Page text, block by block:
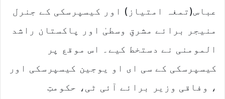
عباس(تمغہ امتیاز) اور کیسپرسکی کے جنرل
منیجر برائے مشرقِ وسطیٰ اور پاکستان راشد
المومنی نے دستخط کیے۔ اس موقع پر
کیسپرسکی کے سی ای او یوجین کیسپرسکی اور
، وفاقی وزیر برائے آئی ٹی، حکومتِ